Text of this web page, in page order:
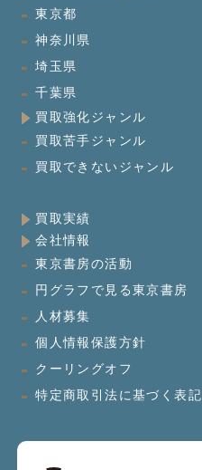
東京都
神奈川県
埼玉県
千葉県
買取強化ジャンル
買取苦手ジャンル
買取できないジャンル
買取実績
会社情報
東京書房の活動
円グラフで見る東京書房
人材募集
個人情報保護方針
クーリングオフ
特定商取引法に基づく表記